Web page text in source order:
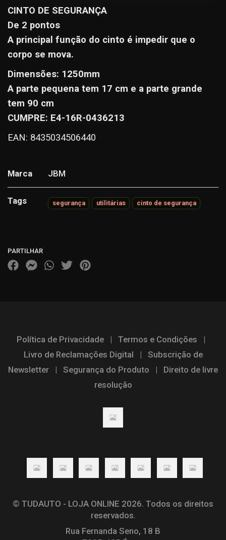
CINTO DE SEGURANÇA
De 2 pontos
A principal função do cinto é impedir que o
corpo se mova.
Dimensões: 1250mm
A parte pequena tem 17 cm e a parte grande
tem 90 cm
CUMPRE: E4-16R-0436213
EAN: 8435034506440
Marca JBM
Tags segurança utilitárias cinto de segurança
PARTILHAR
Política de Privacidade | Termos e Condições |
Livro de Reclamações Digital | Subscrição de
Newsletter | Segurança do Produto | Direito de livre
resolução
© TUDAUTO - LOJA ONLINE 2026. Todos os direitos
reservados.
Rua Fernanda Seno, 18 B